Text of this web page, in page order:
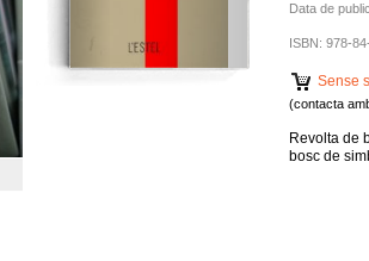
Data de
ISBN: 978-
Sense
(contacta
Revolta de
bosc de